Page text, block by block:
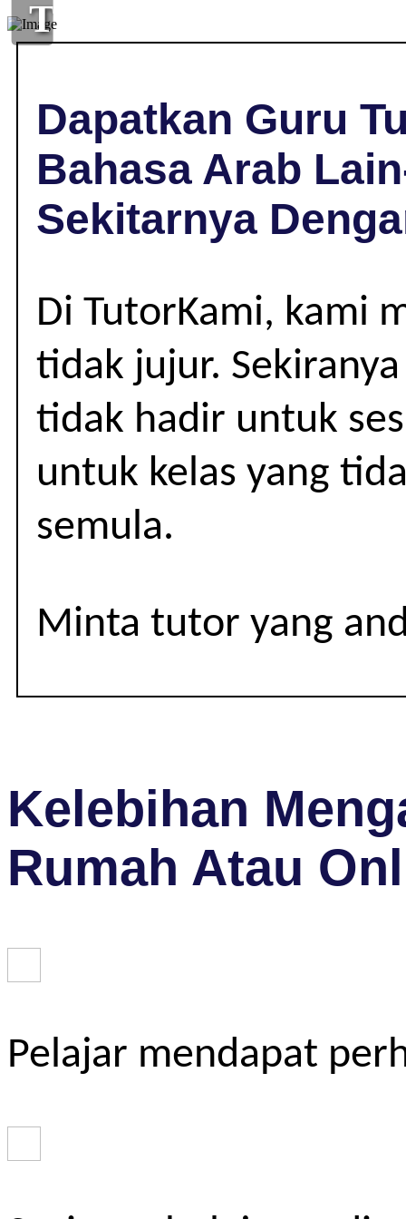
TUISYEN
ARAB
DI
JOHOL,
NEGERI
SEMBILAN
LAIN-
LAIN
Dapatkan Guru
Bahasa Arab
Sekitarnya
Di TutorKami, kami
tidak jujur.
tidak hadir untuk
untuk kelas yang
semula.
Minta tutor yang
Kelebihan
Rumah Atau
Pelajar mendapat